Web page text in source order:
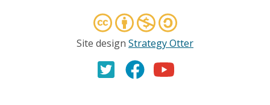
Site design Strategy Otter